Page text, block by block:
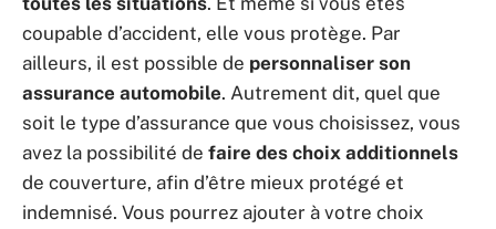
coupable d’accident, elle vous protège. Par
ailleurs, il est possible de personnaliser son
assurance automobile. Autrement dit, quel que
soit le type d’assurance que vous choisissez, vous
avez la possibilité de faire des choix additionnels
de couverture, afin d’être mieux protégé et
indemnisé. Vous pourrez ajouter à votre choix